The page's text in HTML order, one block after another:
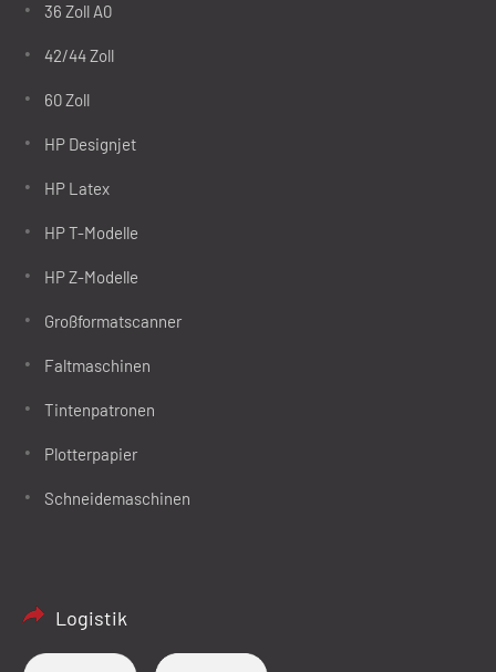
36 Zoll A0
42/44 Zoll
60 Zoll
HP Designjet
HP Latex
HP T-Modelle
HP Z-Modelle
Großformatscanner
Faltmaschinen
Tintenpatronen
Plotterpapier
Schneidemaschinen
Logistik